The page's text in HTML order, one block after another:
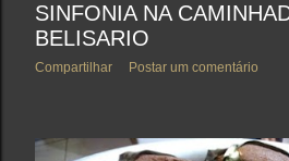
SINFONIA NA
BELISARIO
Compartilhar Postar um comentário